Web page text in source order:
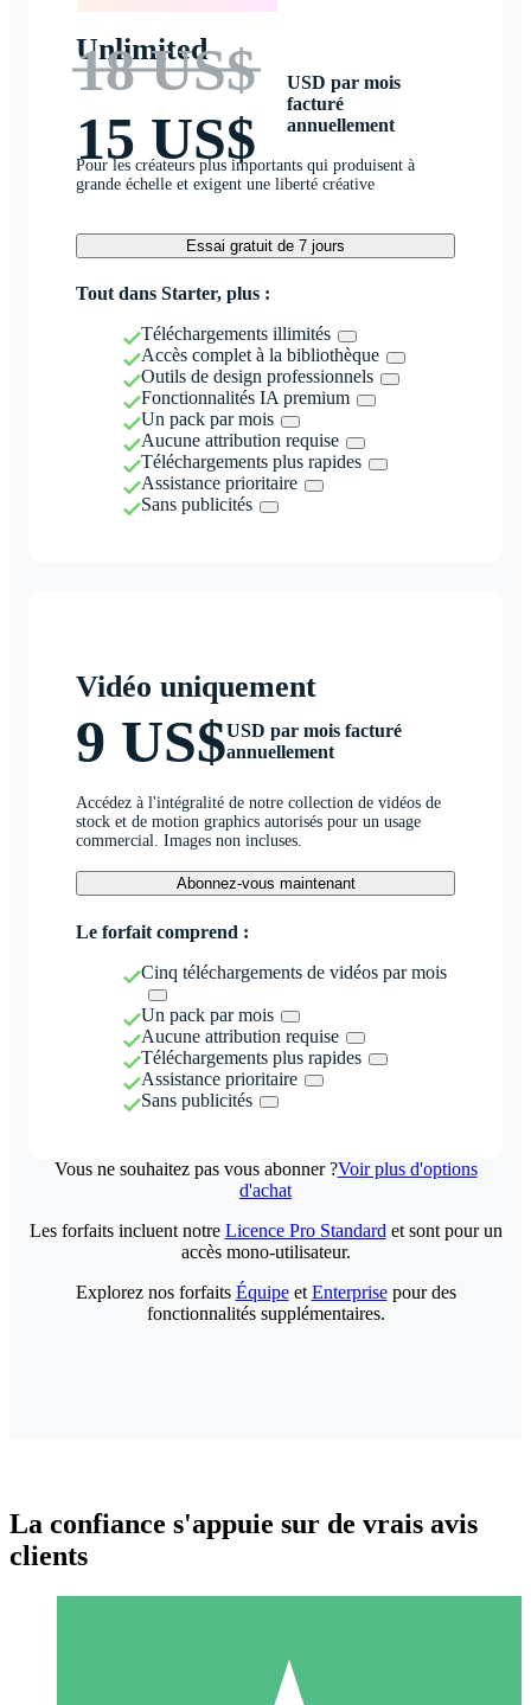
Unlimited
18 US$
15 US$
USD par mois
facturé
annuellement
Pour les créateurs plus importants qui produisent à
grande échelle et exigent une liberté créative
Essai gratuit de 7 jours
Tout dans Starter, plus :
Téléchargements illimités
Accès complet à la bibliothèque
Outils de design professionnels
Fonctionnalités IA premium
Un pack par mois
Aucune attribution requise
Téléchargements plus rapides
Assistance prioritaire
Sans publicités
Vidéo uniquement
9 US$USD par mois facturé
annuellement
Accédez à l'intégralité de notre collection de vidéos de
stock et de motion graphics autorisés pour un usage
commercial. Images non incluses.
Abonnez-vous maintenant
Le forfait comprend :
Cinq téléchargements de vidéos par mois
Un pack par mois
Aucune attribution requise
Téléchargements plus rapides
Assistance prioritaire
Sans publicités
Vous ne souhaitez pas vous abonner ?Voir plus d'options
d'achat
Les forfaits incluent notre Licence Pro Standard et sont pour un
accès mono-utilisateur.
Explorez nos forfaits Équipeet Enterprisepour des
fonctionnalités supplémentaires.
La confiance s'appuie sur de vrais avis
clients